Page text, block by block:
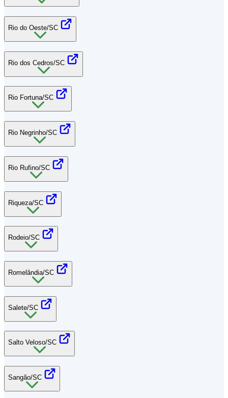
Rio do Oeste/SC
Rio dos Cedros/SC
Rio Fortuna/SC
Rio Negrinho/SC
Rio Rufino/SC
Riqueza/SC
Rodeio/SC
Romelândia/SC
Salete/SC
Salto Veloso/SC
Sangão/SC